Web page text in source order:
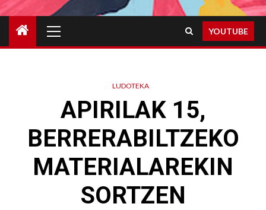
Menu
YOUTUBE
LUDOTEKA
APIRILAK 15,
BERRERABILTZEKO
MATERIALAREKIN
SORTZEN